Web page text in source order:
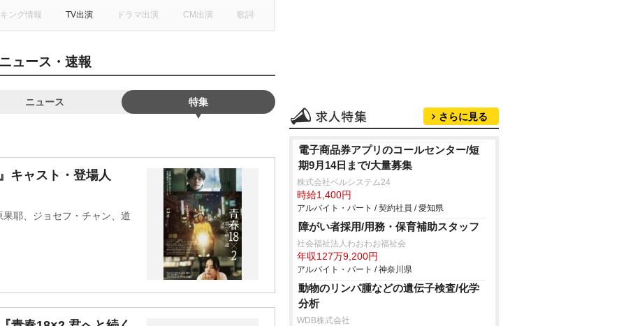
ング情報 TV出演 ドラマ出演 CM出演 歌詞
ュース・速報
ニュース 特集
キャスト・登場人
耶、ジョセフ・チャン、道
さらに見る
電子商品券アプリのコールセンター/短
期9月14日まで/大量募集
株式会社ベルシステム24
時給1,400円
アルバイト・パート / 契約社員 / 愛知県
障がい者採用/用務・保育補助スタッフ
社会福祉法人わおわお福祉会
年収127万9,200円
アルバイト・パート / 神奈川県
動物のリンパ腫などの遺伝子検査/化学
分析
WDB株式会社